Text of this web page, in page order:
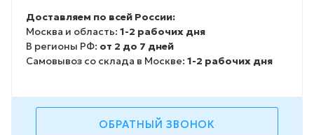
Доставляем по всей России:
Москва и область: 1-2 рабочих дня
В регионы РФ: от 2 до 7 дней
Самовывоз со склада в Москве: 1-2 рабочих дня
ОБРАТНЫЙ ЗВОНОК